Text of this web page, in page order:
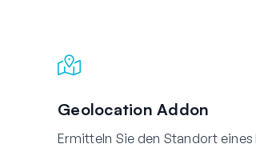
Geolocation Addon
Ermitteln Sie den Standort eines